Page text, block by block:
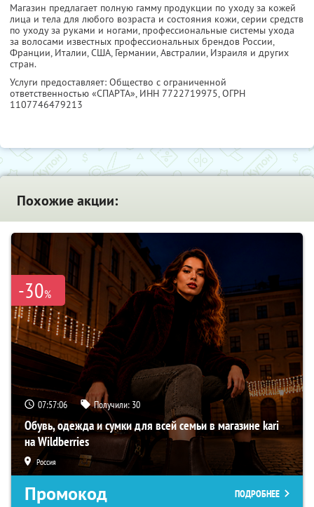
Магазин предлагает полную гамму продукции по уходу за кожей
лица и тела для любого возраста и состояния кожи, серии средств
по уходу за руками и ногами, профессиональные системы ухода
за волосами известных профессиональных брендов России,
Франции, Италии, США, Германии, Австралии, Израиля и других
стран.
Услуги предоставляет: Общество с ограниченной
ответственностью «СПАРТА», ИНН 7722719975, ОГРН
1107746479213
Похожие акции:
-30%
07:57:06 Получили: 30
Обувь, одежда и сумки для всей семьи в магазине kari
на Wildberries
Россия
Промокод ПОДРОБНЕЕ